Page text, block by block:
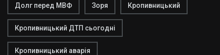
Долг перед МВФ Зоря Кропивницький
Кропивницький ДТП сьогодні
Кропивницький аварія